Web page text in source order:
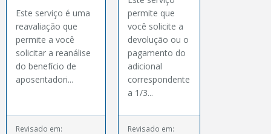
Este serviço é uma
reavaliação que
permite a você
solicitar a reanálise
do benefício de
aposentadori...
Revisado em:
permite que
você solicite a
devolução ou o
pagamento do
adicional
correspondente
a 1/3...
Revisado em: